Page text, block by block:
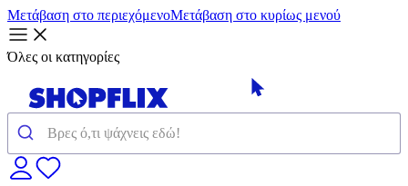
Μετάβαση στο περιεχόμενοΜετάβαση στο κυρίως μενού
Όλες οι κατηγορίες